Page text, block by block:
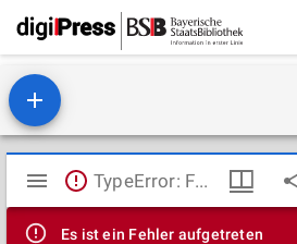
Mirador
Viewer
TypeError: Failed to fetch
Es ist ein Fehler aufgetreten